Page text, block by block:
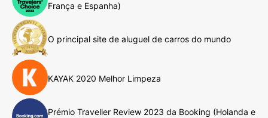
França e Espanha)
O principal site de aluguel de carros do mundo
KAYAK 2020 Melhor Limpeza
Prémio Traveller Review 2023 da Booking (Holanda e